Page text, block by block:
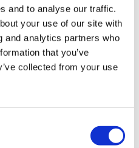
and to analyse our traffic.
your use of our site with
and analytics partners who
that you’ve
collected from your use
страхования
возможностями
возможностями
возможностями